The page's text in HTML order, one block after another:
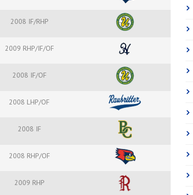
2008 IF/RHP
2009 RHP/IF/OF
2008 IF/OF
2008 LHP/OF
2008 IF
2008 RHP/OF
2009 RHP